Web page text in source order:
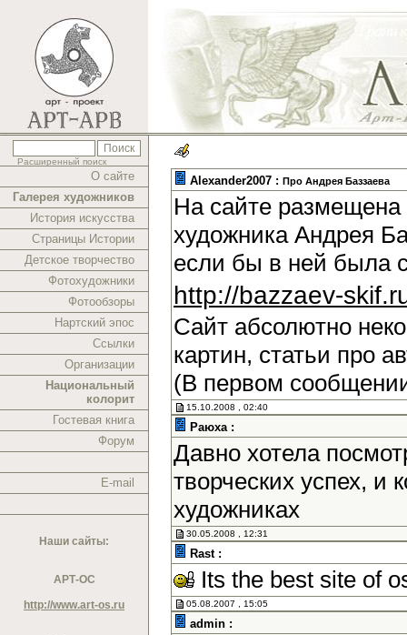
Расширенный поиск
О сайте
Галерея художников
История искусства
Страницы Истории
Детское творчество
Фотохудожники
Фотообзоры
Нартский эпос
Ссылки
Организации
Национальный
колорит
Гостевая книга
Форум
E-mail
Наши сайты:
АРТ-ОС
http://www.art-os.ru
Alexander2007 : Про Андрея Баззаева
На сайте размещена
художника Андрея
если бы в ней была
http://bazzaev-
Сайт абсолютно
картин, статьи про
(В первом
15.10.2008 , 02:40
Раюха :
Давно хотела
творческих успех,
художниках
30.05.2008 , 12:31
Rast :
Its the best site of
05.08.2007 , 15:05
admin :